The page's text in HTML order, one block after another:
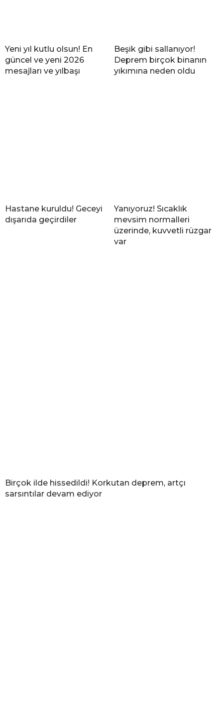
Yeni yıl kutlu olsun! En
güncel ve yeni 2026
mesajları ve yılbaşı
Beşik gibi sallanıyor!
Deprem birçok binanın
yıkımına neden oldu
Hastane kuruldu! Geceyi
dışarıda geçirdiler
Yanıyoruz! Sıcaklık
mevsim normalleri
üzerinde, kuvvetli rüzgar
var
Birçok ilde hissedildi! Korkutan deprem, artçı
sarsıntılar devam ediyor